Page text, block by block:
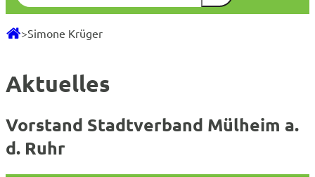
>Simone Krüger
Aktuelles
Vorstand Stadtverband Mülheim a.
d. Ruhr